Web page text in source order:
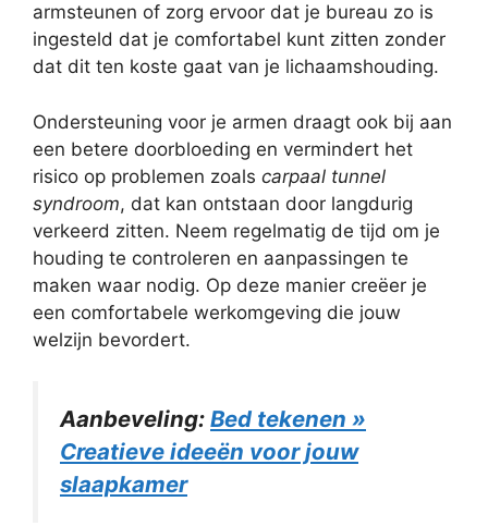
armsteunen of zorg ervoor dat je bureau zo is
ingesteld dat je comfortabel kunt zitten zonder
dat dit ten koste gaat van je lichaamshouding.
Ondersteuning voor je armen draagt ook bij aan
een betere doorbloeding en vermindert het
risico op problemen zoals carpaal tunnel
syndroom, dat kan ontstaan door langdurig
verkeerd zitten. Neem regelmatig de tijd om je
houding te controleren en aanpassingen te
maken waar nodig. Op deze manier creëer je
een comfortabele werkomgeving die jouw
welzijn bevordert.
Aanbeveling: Bed tekenen »
Creatieve ideeën voor jouw
slaapkamer